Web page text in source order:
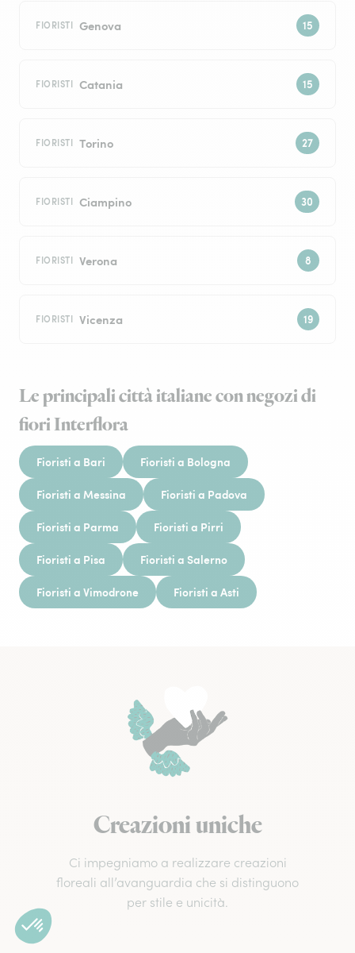
FIORISTI Genova
FIORISTI Catania
FIORISTI Torino
FIORISTI Ciampino
FIORISTI Verona
FIORISTI Vicenza
Le principali città italiane con negozi di
fiori Interflora
Fioristi a Bari Fioristi a Bologna
Fioristi a Messina Fioristi a Padova
Fioristi a Parma Fioristi a Pirri
Fioristi a Pisa Fioristi a Salerno
Fioristi a Vimodrone Fioristi a Asti
Creazioni uniche
Ci impegniamo a realizzare creazioni
floreali all’avanguardia che si distinguono
per stile e unicità.